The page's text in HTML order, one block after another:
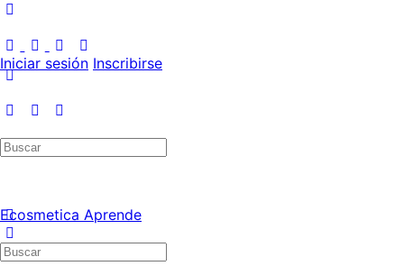
Iniciar sesión Inscribirse
Ecosmetica Aprende